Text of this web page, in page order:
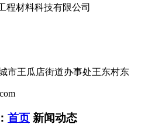
程材料科技有限公司
城市王瓜店街道办事处王东村东
首页 新闻动态